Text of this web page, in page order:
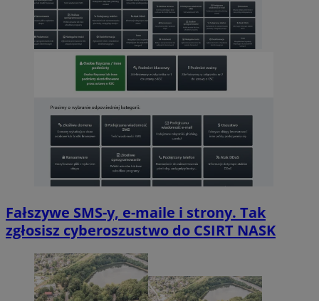
Fałszywe SMS-y, e-maile i strony. Tak
zgłosisz cyberoszustwo do CSIRT NASK